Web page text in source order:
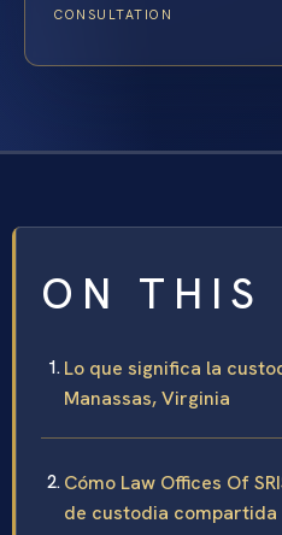
CONSULTATION
ON THIS
Lo que significa la
Manassas, Virginia
Cómo Law Offices Of
de custodia compartida